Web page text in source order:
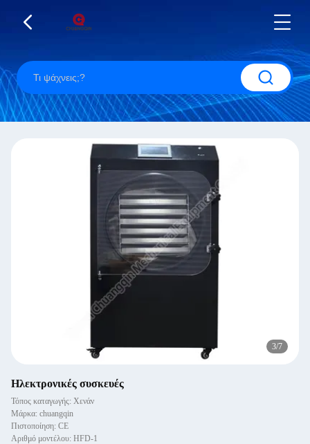
3/7
Ηλεκτρονικές συσκευές
Τόπος καταγωγής: Χενάν
Μάρκα: chuangqin
Πιστοποίηση: CE
Αριθμό μοντέλου: HFD-1